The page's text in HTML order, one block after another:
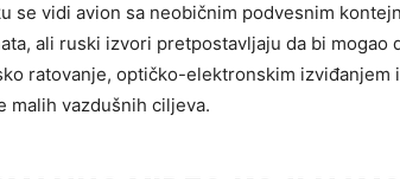
se vidi avion sa neobičnim podvesnim
ali ruski izvori pretpostavljaju da bi mogao
ratovanje, optičko-elektronskim izviđanjem
malih vazdušnih ciljeva.